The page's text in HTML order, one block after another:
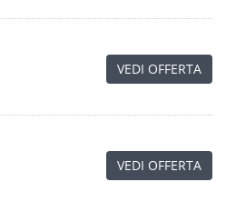
VEDI OFFERTA
VEDI OFFERTA